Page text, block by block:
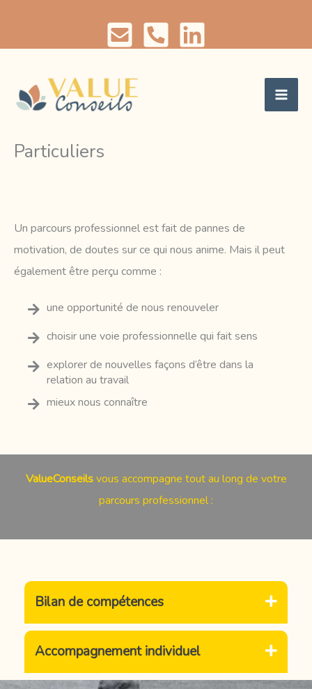
contenu
Particuliers
Un parcours professionnel est fait de pannes de
motivation, de doutes sur ce qui nous anime. Mais il peut
également être perçu comme :
une opportunité de nous renouveler
choisir une voie professionnelle qui fait sens
explorer de nouvelles façons d’être dans la
relation au travail
mieux nous connaître
ValueConseilsvous accompagne tout au long de votre
parcours professionnel :
Bilan de compétences
Accompagnement individuel